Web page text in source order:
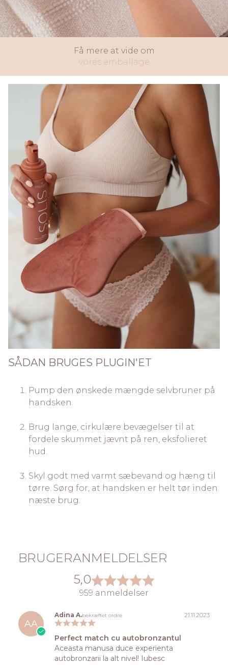
Få mere at vide om
vores emballage
SÅDAN BRUGES PLUGIN'ET
Pump den ønskede mængde selvbruner på
handsken.
Brug lange, cirkulære bevægelser til at
fordele skummet jævnt på ren, eksfolieret
hud.
Skyl godt med varmt sæbevand og hæng til
tørre. Sørg for, at handsken er helt tør inden
næste brug.
BRUGERANMELDELSER
5,0
959 anmeldelser
AA
Adina A.bekræftet ordre 21.11.2023
Perfect match cu autobronzantul
Aceasta manusa duce experienta
autobronzarii la alt nivel! Iubesc